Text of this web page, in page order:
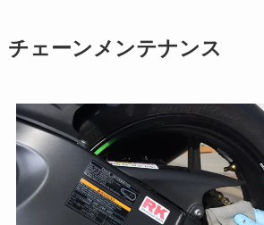
チェーンメンテナンス